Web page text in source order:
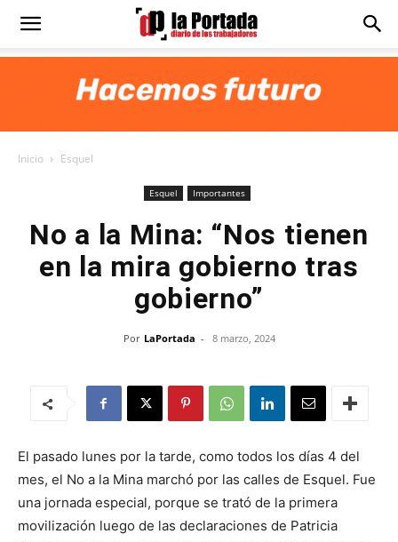
Diario
Inicio Esquel
Esquel Importantes
No a la Mina: “Nos tienen
en la mira gobierno tras
gobierno”
Por LaPortada - 8 marzo, 2024
El pasado lunes por la tarde, como todos los días 4 del
mes, el No a la Mina marchó por las calles de Esquel. Fue
una jornada especial, porque se trató de la primera
movilización luego de las declaraciones de Patricia